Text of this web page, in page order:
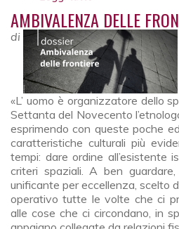
AMBIVALENZA DELLE
di
«L’ uomo è organizzatore dello
Settanta del Novecento
esprimendo con queste poche
caratteristiche culturali più
tempi: dare ordine all’esistente
criteri spaziali. A ben
unificante per eccellenza, scelto
operativo tutte le volte che ci
alle cose che ci circondano, in